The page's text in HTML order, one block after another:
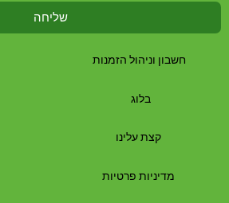
שליחה
חשבון וניהול הזמנות
בלוג
קצת עלינו
מדיניות פרטיות